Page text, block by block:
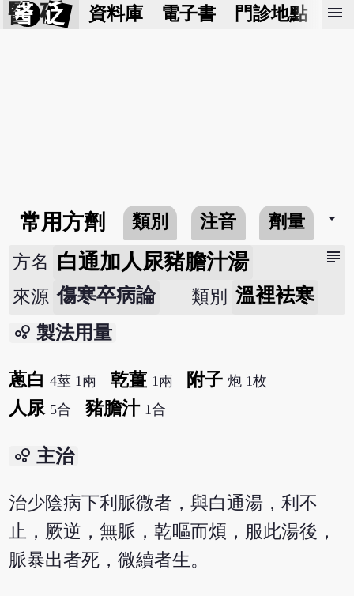
醫 砭 資料庫 電子書 門診地點 預
menu
常用方劑 類別 注音 劑量 arrow_drop_down
subject
方名 白通加人尿豬膽汁湯
來源 傷寒卒病論 類別 溫裡袪寒
bubble_chart 製法用量
蔥白 4莖 1兩 乾薑 1兩 附子 炮 1枚
人尿 5合 豬膽汁 1合
bubble_chart 主治
治少陰病下利脈微者，與白通湯，利不
止，厥逆，無脈，乾嘔而煩，服此湯後，
脈暴出者死，微續者生。